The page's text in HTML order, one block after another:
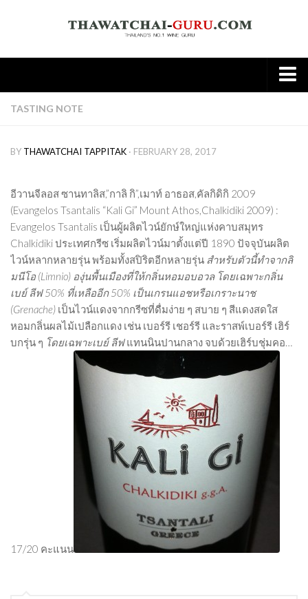
Home
Wine
New world
Knowledge
Tasting Note
Wine & Food
Spirit
Beer
Cocktail
Travel & Tasted
TASTING NOTE
BY THAWATCHAI TAPPITAK · FEBRUARY 28, 2017
อีวานจีลอส ซานทาลิส,”กาลิ กิ”,เมาท์ อาธอส,คัลกิดิกิ 2009
(Evangelos Tsantalis “Kali Gi” Mount Athos,Chalkidiki 2009) :
Evangelos Tsantalis เป็นผู้ผลิตไวน์ยักษ์ใหญ่แห่งคาบสมุทร
Chalkidiki ประเทศกรีซ เริ่มผลิตไวน์มาตั้งแต่ปี 1890 ปัจจุบันผลิต
ไวน์หลากหลายรุ่น พร้อมทั้งสปิริตอีกหลายรุ่น สำหรับตัวนี้ทำจากลิ
มนีโอ (Limnio) องุ่นพื้นเมืองที่ให้กลิ่นหอมอบอวล โดยเฉพาะกลิ่น
เบย์ ลีฟ50% ที่เหลืออีก50% เป็นเกรนแอชหรือเกราะนาช
(Grenache) เป็นไวน์แดงจากกรีซที่ดื่มง่าย ๆ สบาย ๆ สีแดงสดใส
หอมกลิ่นผลไม้เปลือกแดง เช่น เบอร์รี เชอร์รี และราสพ์เบอร์รี เฮิร์
บกรุ่น ๆ โดยเฉพาะเบย์ ลีฟแทนนินปานกลาง จบด้วยเฮิร์บชุ่มคอ…
17/20 คะแนน